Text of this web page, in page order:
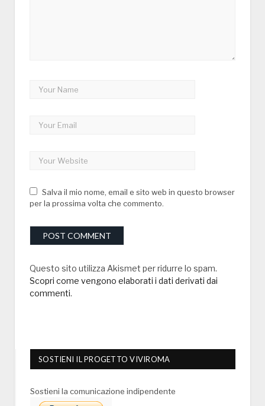
Salva il mio nome, email e sito web in questo browser
per la prossima volta che commento.
Questo sito utilizza Akismet per ridurre lo spam.
Scopri come vengono elaborati i dati derivati dai
commenti.
SOSTIENI IL PROGETTO VIVIROMA
Sostieni la comunicazione indipendente